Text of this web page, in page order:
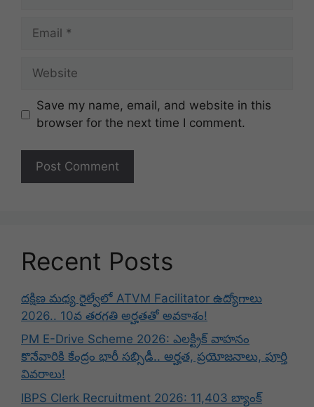
Website
Save my name, email, and website in this
browser for the next time I comment.
Recent Posts
దక్షిణ మధ్య రైల్వేలో ATVM Facilitator ఉద్యోగాలు
2026.. 10వ తరగతి అర్హతతో అవకాశం!
PM E-Drive Scheme 2026: ఎలక్ట్రిక్ వాహనం
కొనేవారికి కేంద్రం భారీ సబ్సిడీ.. అర్హత, ప్రయోజనాలు, పూర్తి
వివరాలు!
IBPS Clerk Recruitment 2026: 11,403 బ్యాంక్